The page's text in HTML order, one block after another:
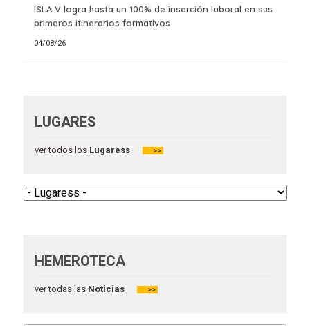
ISLA V logra hasta un 100% de inserción laboral en sus
primeros itinerarios formativos
04/08/26
LUGARES
ver todos losLugaress >>
HEMEROTECA
ver todas lasNoticias >>